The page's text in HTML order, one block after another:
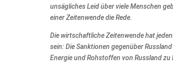
unsägliches Leid über viele Menschen
einer Zeitenwende die Rede.
Die wirtschaftliche Zeitenwende hat
sein: Die Sanktionen gegenüber
Energie und Rohstoffen von Russland